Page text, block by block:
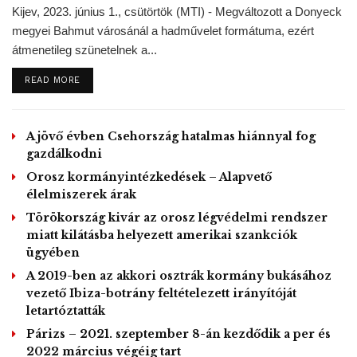
csoportok igyekeznek ellenőrzésük alá vonni.
Az ország déli és keleti részét ellenőrzése alatt tartó
főváros, Tripoli bevételére. Döntését azzal indokolta, hogy
terroristáktól és zsoldosoktól. Ellenfelei szerint azonban a
tábornok valódi célja az egész országra kiterjedő katonai
diktatúra bevezetése.
MTI– Fotó:Frank Winkler képe aPixabay-en.
Tags: Algéria
válság
Kijev, 2023. június 1., csütörtök (MTI) - Megváltozott a Donyeck
megyei Bahmut városánál a hadművelet formátuma, ezért
átmenetileg szünetelnek a...
READ MOREDETAILS
A jövő évben Csehország hatalmas hiánnyal fog
gazdálkodni
Orosz kormányintézkedések – Alapvető
élelmiszerek árak
Törökország kivár az orosz légvédelmi rendszer
miatt kilátásba helyezett amerikai szankciók
ügyében
A 2019-ben az akkori osztrák kormány bukásához
vezető Ibiza-botrány feltételezett irányítóját
letartóztatták
Párizs – 2021. szeptember 8-án kezdődik a per és
2022 március végéig tart